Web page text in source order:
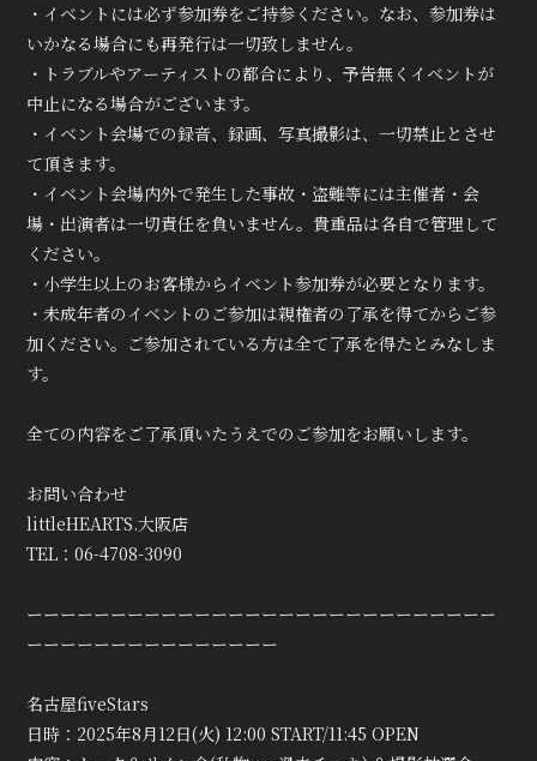
・イベントには必ず参加券をご持参ください。なお、参加券は
いかなる場合にも再発行は一切致しません。
・トラブルやアーティストの都合により、予告無くイベントが
中止になる場合がございます。
・イベント会場での録音、録画、写真撮影は、一切禁止とさせ
て頂きます。
・イベント会場内外で発生した事故・盗難等には主催者・会
場・出演者は一切責任を負いません。貴重品は各自で管理して
ください。
・小学生以上のお客様からイベント参加券が必要となります。
・未成年者のイベントのご参加は親権者の了承を得てからご参
加ください。ご参加されている方は全て了承を得たとみなしま
す。
全ての内容をご了承頂いたうえでのご参加をお願いします。
お問い合わせ
littleHEARTS.大阪店
TEL：06-4708-3090
ーーーーーーーーーーーーーーーーーーーーーーーーーーーー
ーーーーーーーーーーーーーーー
名古屋fiveStars
日時：2025年8月12日(火) 12:00 START/11:45 OPEN